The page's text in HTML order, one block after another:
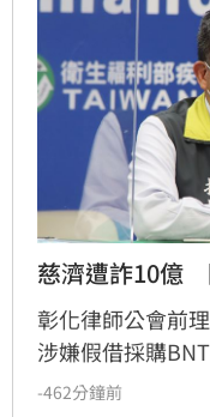
慈濟遭詐10億
彰化律師公會前
涉嫌假借採購
達3000萬美元（
-462分鐘前